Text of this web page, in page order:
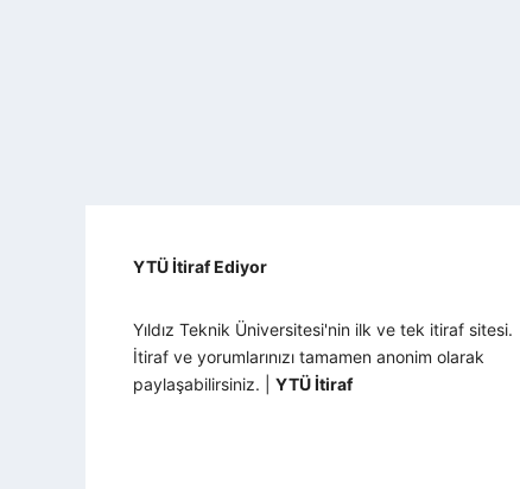
YTÜ İtiraf Ediyor
Yıldız Teknik Üniversitesi'nin ilk ve tek itiraf sitesi.
İtiraf ve yorumlarınızı tamamen anonim olarak
paylaşabilirsiniz. | YTÜ İtiraf